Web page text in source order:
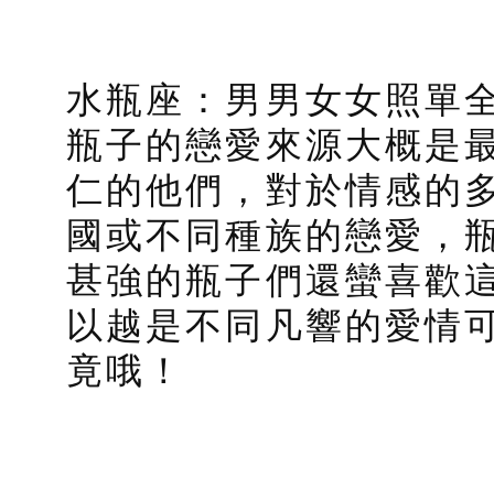
水瓶座：男男女女照單
瓶子的戀愛來源大概是
仁的他們，對於情感的
國或不同種族的戀愛，
甚強的瓶子們還蠻喜歡
以越是不同凡響的愛情
竟哦！